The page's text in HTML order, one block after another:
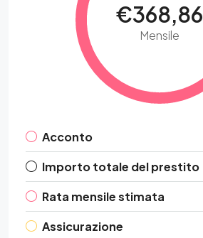
€368,86
Mensile
Acconto
Importo totale del prestito
Rata mensile stimata
Assicurazione